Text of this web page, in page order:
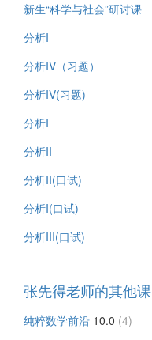
新生“科学与社会”研讨课
分析I
分析IV（习题）
分析IV(习题)
分析I
分析II
分析II(口试)
分析I(口试)
分析III(口试)
张先得老师的其他课
纯粹数学前沿 10.0 (4)